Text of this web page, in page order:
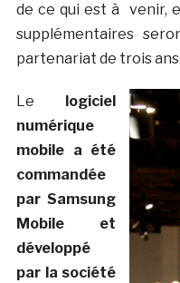
de ce qui est à venir,
supplémentaires
partenariat de trois ans.
Le
logiciel
numérique
mobile a été
commandée
par Samsung
Mobile et
développé
par la société